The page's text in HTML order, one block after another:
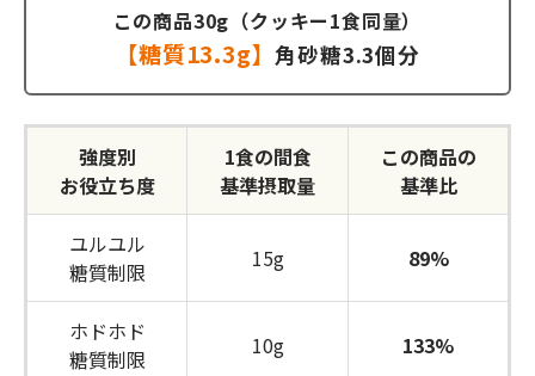
この商品30g（クッキー1食同量）
【糖質13.3g】角砂糖3.3個分
強度別
お役立ち度
1食の間食
基準摂取量
この商品の
基準比
ユルユル
糖質制限
15g 89%
ホドホド
糖質制限
10g 133%